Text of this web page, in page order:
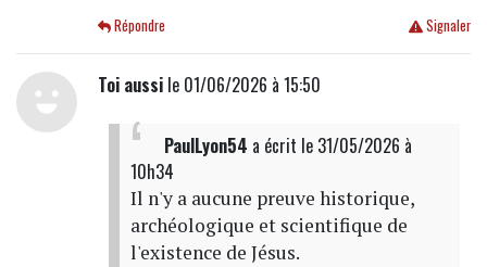
Signaler
Répondre
Toi aussile 01/06/2026 à 15:50
PaulLyon54 a écrit le 31/05/2026 à
10h34
Il n'y a aucune preuve historique,
archéologique et scientifique de
l'existence de Jésus.